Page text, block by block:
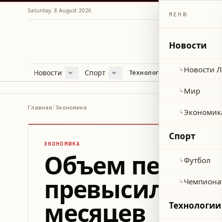
Saturday, 8 August 2026
Новости
Новости ЛиванаСпорт
Футбол
Технологии и наука
Главная/Экономика
ЭКОНОМИКА
Объем
превысил 43
месяцев
МЕНЮ
Новости
↳Новости
↳Мир
↳
Спорт
↳Футбол
↳
Технологии